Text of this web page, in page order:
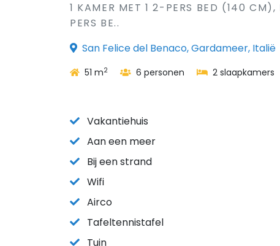
1 KAMER MET 1 2-PERS BED (140
PERS BE..
San Felice del Benaco, Gardameer, Italië
51 m2 6 personen 2 slaapkamers
Vakantiehuis
Aan een meer
Bij een strand
Wifi
Airco
Tafeltennistafel
Tuin